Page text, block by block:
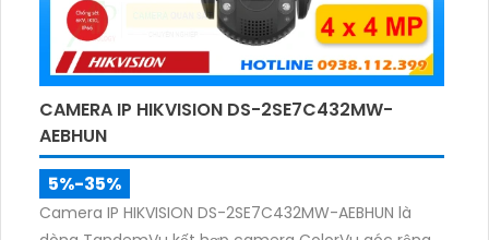
CAMERA IP HIKVISION DS-2SE7C432MW-
AEBHUN
5%-35%
Camera IP HIKVISION DS-2SE7C432MW-AEBHUN là